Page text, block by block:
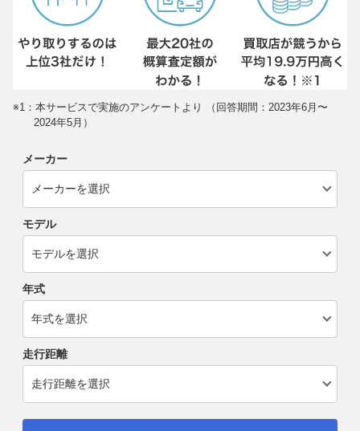
※1：本サービスで実施のアンケートより （回答期間：2023年6月〜
2024年5月）
メーカー
モデル
年式
走行距離